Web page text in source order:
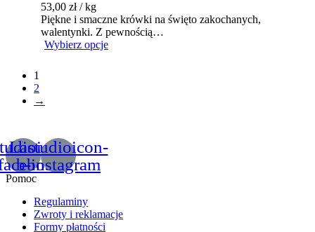
53,00 zł / kg
Piękne i smaczne krówki na święto zakochanych,
walentynki. Z pewnością…
Wybierz opcje
1
2
→
Lastudioicon-
b-instagram
Pomoc
Regulaminy
Zwroty i reklamacje
Formy płatności